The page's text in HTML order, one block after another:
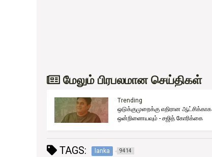
மேலும் பிரபலமான செய்திகள்
Trending
ஒடுக்குமுறைக்கு எதிரான ஆட்சிக்காக
ஒன்றிணையவும் - சஜித் கோரிக்கை
TAGS: lanka 9414